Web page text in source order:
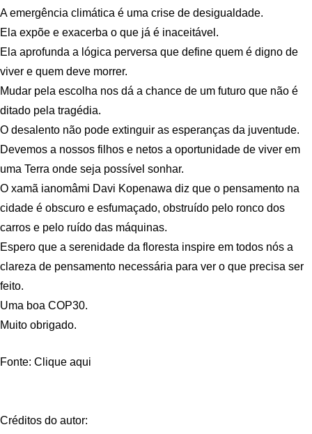
A emergência climática é uma crise de desigualdade.
Ela expõe e exacerba o que já é inaceitável.
Ela aprofunda a lógica perversa que define quem é digno de
viver e quem deve morrer.
Mudar pela escolha nos dá a chance de um futuro que não é
ditado pela tragédia.
O desalento não pode extinguir as esperanças da juventude.
Devemos a nossos filhos e netos a oportunidade de viver em
uma Terra onde seja possível sonhar.
O xamã ianomâmi Davi Kopenawa diz que o pensamento na
cidade é obscuro e esfumaçado, obstruído pelo ronco dos
carros e pelo ruído das máquinas.
Espero que a serenidade da floresta inspire em todos nós a
clareza de pensamento necessária para ver o que precisa ser
feito.
Uma boa COP30.
Muito obrigado.
Fonte: Clique aqui
Créditos do autor: